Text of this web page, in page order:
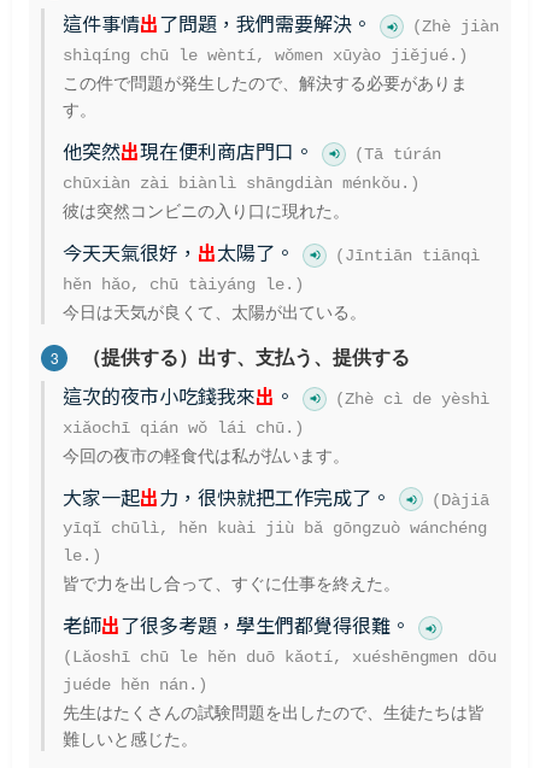
這件事情出了問題，我們需要解決。
(Zhè jiàn
shìqíng chū le wèntí, wǒmen xūyào jiějué.)
この件で問題が発生したので、解決する必要がありま
す。
他突然出現在便利商店門口。
(Tā túrán
chūxiàn zài biànlì shāngdiàn ménkǒu.)
彼は突然コンビニの入り口に現れた。
今天天氣很好， 出太陽了。
(Jīntiān tiānqì
hěn hǎo, chū tàiyáng le.)
今日は天気が良くて、太陽が出ている。
3 （提供する）出す、支払う、提供する
這次的夜市小吃錢我來出 。
(Zhè cì de yèshì
xiǎochī qián wǒ lái chū.)
今回の夜市の軽食代は私が払います。
大家一起出力，很快就把工作完成了。
(Dàjiā
yīqǐ chūlì, hěn kuài jiù bǎ gōngzuò wánchéng
le.)
皆で力を出し合って、すぐに仕事を終えた。
老師出了很多考題，學生們都覺得很難。
(Lǎoshī chū le hěn duō kǎotí, xuéshēngmen dōu
juéde hěn nán.)
先生はたくさんの試験問題を出したので、生徒たちは皆
難しいと感じた。